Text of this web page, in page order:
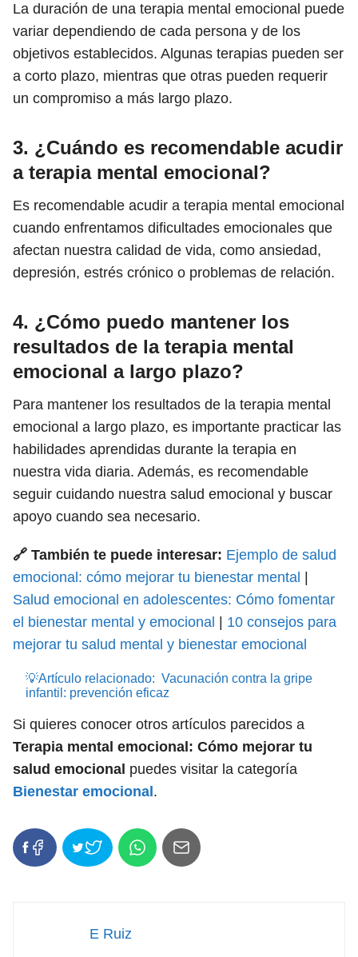
La duración de una terapia mental emocional puede
variar dependiendo de cada persona y de los
objetivos establecidos. Algunas terapias pueden ser
a corto plazo, mientras que otras pueden requerir
un compromiso a más largo plazo.
3. ¿Cuándo es recomendable acudir
a terapia mental emocional?
Es recomendable acudir a terapia mental emocional
cuando enfrentamos dificultades emocionales que
afectan nuestra calidad de vida, como ansiedad,
depresión, estrés crónico o problemas de relación.
4. ¿Cómo puedo mantener los
resultados de la terapia mental
emocional a largo plazo?
Para mantener los resultados de la terapia mental
emocional a largo plazo, es importante practicar las
habilidades aprendidas durante la terapia en
nuestra vida diaria. Además, es recomendable
seguir cuidando nuestra salud emocional y buscar
apoyo cuando sea necesario.
🔗 También te puede interesar: Ejemplo de salud
emocional: cómo mejorar tu bienestar mental
Salud emocional en adolescentes: Cómo fomentar
el bienestar mental y emocional
10 consejos para
mejorar tu salud mental y bienestar emocional
💡Artículo relacionado: Vacunación contra la gripe
infantil: prevención eficaz
Si quieres conocer otros artículos parecidos a
Terapia mental emocional: Cómo mejorar tu
salud emocional puedes visitar la categoría
Bienestar emocional .
E Ruiz